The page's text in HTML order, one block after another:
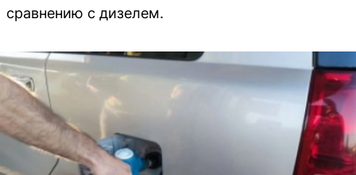
сравнению с дизелем.